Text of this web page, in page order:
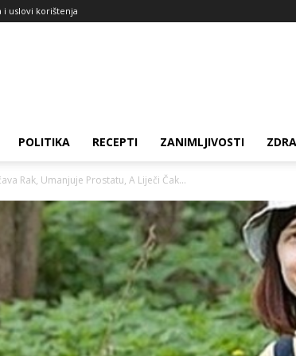
i uslovi korištenja
POLITIKA RECEPTI ZANIMLJIVOSTI
Rak, Umanjuje Prostatu, A Liječi Čak...